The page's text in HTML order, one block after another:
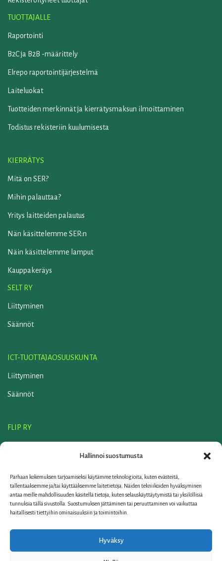
Hallinnoi suostumusta
Parhaan kokemuksen tarjoamiseksi käytämme teknologioita, kuten evästeitä,
tallentaaksemme ja/tai käyttääksemme laitetietoja. Näiden tekniikoiden hyväksyminen
antaa meille mahdollisuuden käsitellä tietoja, kuten selauskäyttäytymistä tai yksilöllisiä
tunnuksia tällä sivustolla. Suostumuksen jättäminen tai peruuttaminen voi vaikuttaa
haitallisesti tiettyihin ominaisuuksiin ja toimintoihin.
Hyväksy
TUOTTAJALLE
Raportointi
B2C ja B2B -määrittely
Elrepo raportointijärjestelmä
Laiteluokat
Tuotteiden merkinnät ja kierrätysmaksun ilmoittaminen
Todistus rekisteriin kuulumisesta
KIERRÄTYS
Mitä on SER?
Mihin palauttaa?
Yritys laitteiden palautus
Nän käsittelemme SER:n
Näin käsittelemme lamput
Kauppakeräys
SELT RY
Liittyminen
Säännöt
ICT-TUOTTAJAOSUUSKUNTA
Liittyminen
Säännöt
FLIP RY
ELKER OY
Yhteystiedot